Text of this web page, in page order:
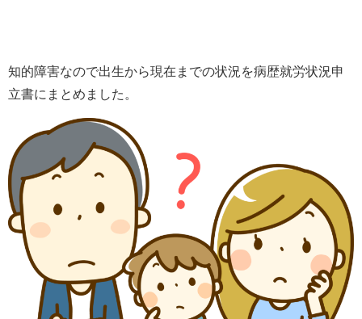
知的障害なので出生から現在までの状況を病歴就労状況申
立書にまとめました。